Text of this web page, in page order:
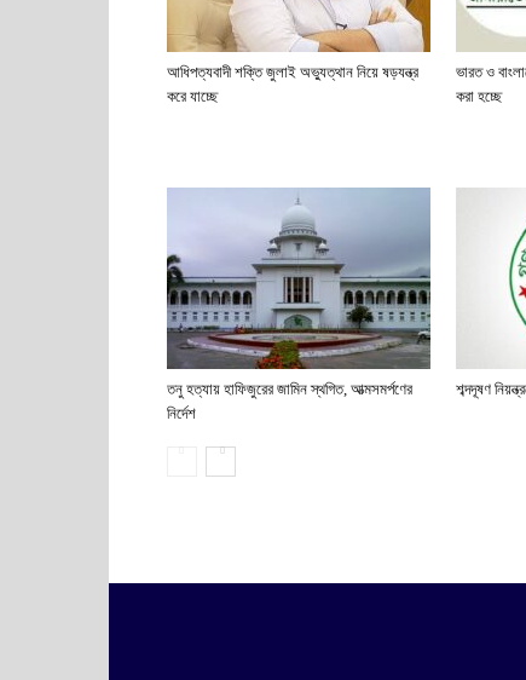
আধিপত্যবাদী শক্তি জুলাই অভ্যুত্থান নিয়ে ষড়যন্ত্র
করে যাচ্ছে
ভারত ও
করা হচ্ছে
তনু হত্যায় হাফিজুরের জামিন স্থগিত, আত্মসমর্পণের
নির্দেশ
শব্দদূষণ